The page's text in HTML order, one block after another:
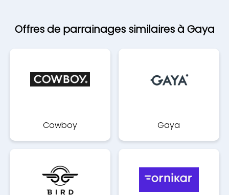
Offres de parrainages similaires à Gaya
Cowboy Gaya